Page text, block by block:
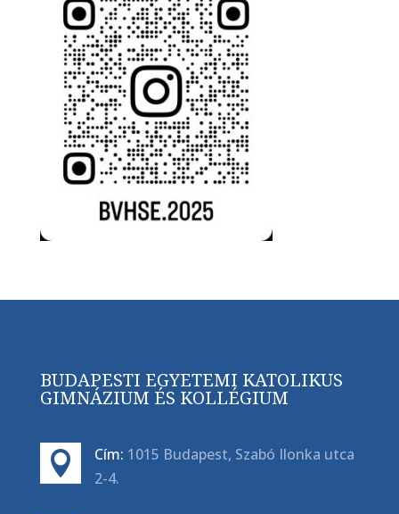
BUDAPESTI EGYETEMI KATOLIKUS
GIMNÁZIUM ÉS KOLLÉGIUM
 Cím: 1015 Budapest, Szabó Ilonka utca
2-4.